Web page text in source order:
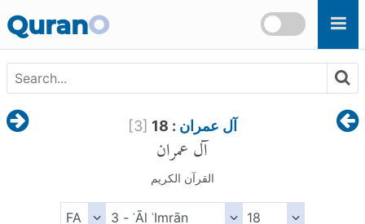
QuranO
[3] آل عمران : 18
آل عمران
القرآن الكريم